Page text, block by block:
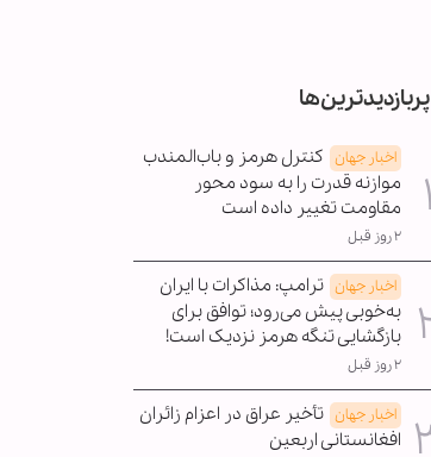
پربازدیدترین‌ها
اخبار جهان کنترل هرمز و باب‌المندب
موازنه قدرت را به سود محور
مقاومت تغییر داده است
۲ روز قبل
اخبار جهان ترامپ: مذاکرات با ایران
به‌خوبی پیش می‌رود؛ توافق برای
بازگشایی تنگه هرمز نزدیک است!
۲ روز قبل
اخبار جهان تأخیر عراق در اعزام زائران
افغانستانی اربعین